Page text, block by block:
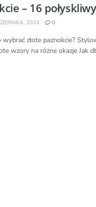
– 16
2024 0
złote paznokcie?
wzory na różne okazje Jak